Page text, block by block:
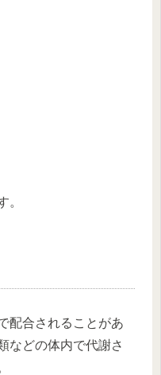
。
配合されることがあ
などの体内で代謝さ